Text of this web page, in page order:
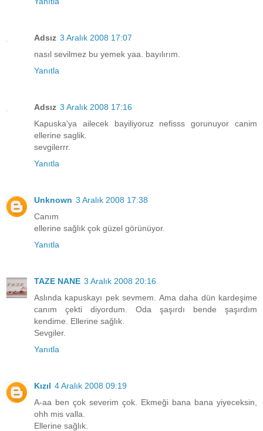
Adsız 3 Aralık 2008 17:07
nasıl sevilmez bu yemek yaa. bayılırım.
Yanıtla
Adsız 3 Aralık 2008 17:16
Kapuska'ya ailecek bayiliyoruz nefisss gorunuyor canim
ellerine saglik.
sevgilerrr.
Yanıtla
Unknown 3 Aralık 2008 17:38
Canım
ellerine sağlık çok güzel görünüyor.
Yanıtla
TAZE NANE 3 Aralık 2008 20:16
Aslında kapuskayı pek sevmem. Ama daha dün kardeşime
canım çekti diyordum. Oda şaşırdı bende şaşırdım
kendime. Ellerine sağlık.
Sevgiler.
Yanıtla
Kızıl 4 Aralık 2008 09:19
A-aa ben çok severim çok. Ekmeği bana bana yiyeceksin,
ohh mis valla.
Ellerine sağlık.